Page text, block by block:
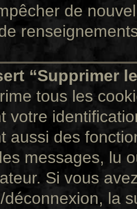
de
“Supprimer
tous les
votre
aussi des
messages, lu
Si vous
déconnexion, la